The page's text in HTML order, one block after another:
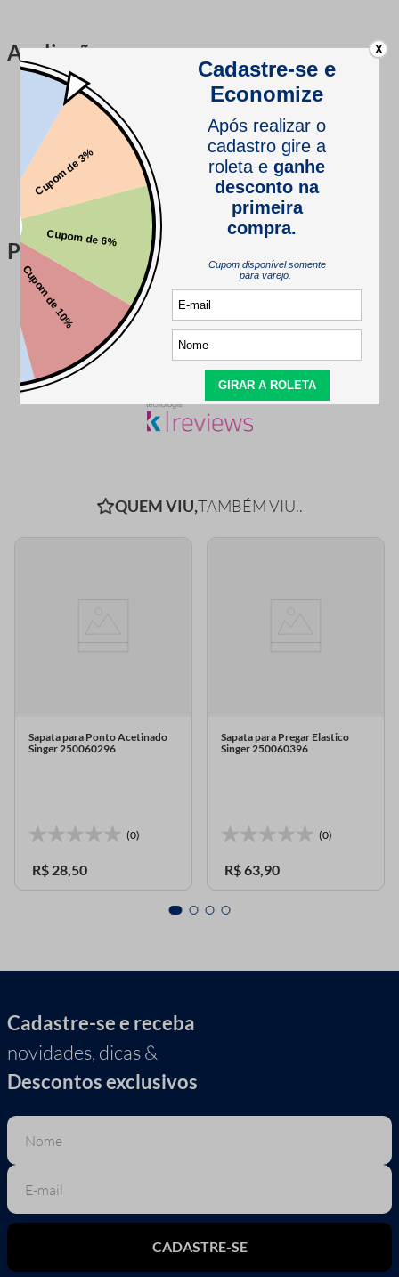
Avaliações
Este produto ainda não tem avaliações
SEJA O PRIMEIRO A AVALIAR
Perguntas & respostas
Este produto ainda não tem perguntas
SEJA O PRIMEIRO A PERGUNTAR
QUEM VIU,TAMBÉM VIU..
Sapata para Ponto Acetinado
Singer 250060296
(0)
R$ 28,50
Sapata para Pregar Elastico
Singer 250060396
(0)
R$63,90
Cadastre-se e receba
novidades, dicas &
Descontos exclusivos
CADASTRE-SE
X